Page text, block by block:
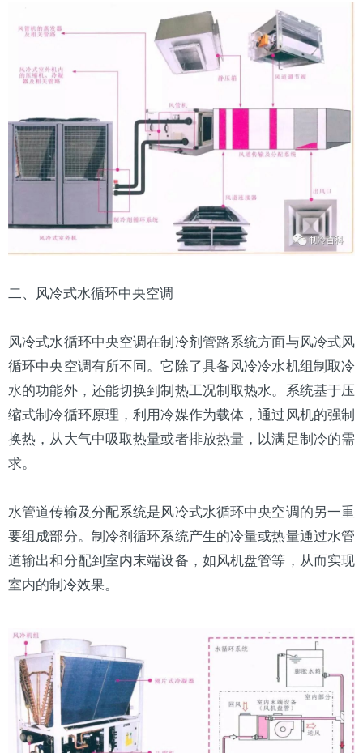
二、风冷式水循环中央空调
风冷式水循环中央空调在制冷剂管路系统方面与风冷式风
循环中央空调有所不同。它除了具备风冷冷水机组制取冷
水的功能外，还能切换到制热工况制取热水。系统基于压
缩式制冷循环原理，利用冷媒作为载体，通过风机的强制
换热，从大气中吸取热量或者排放热量，以满足制冷的需
求。
水管道传输及分配系统是风冷式水循环中央空调的另一重
要组成部分。制冷剂循环系统产生的冷量或热量通过水管
道输出和分配到室内末端设备，如风机盘管等，从而实现
室内的制冷效果。